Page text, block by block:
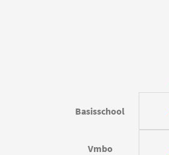
Basisschool
Vmbo